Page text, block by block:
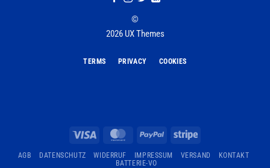
©
2026 UX Themes
TERMS PRIVACY COOKIES
MasterCardPayPal Stripe
AGB DATENSCHUTZ WIDERRUF IMPRESSUM VERSAND
KONTAKT
BATTERIE-VO